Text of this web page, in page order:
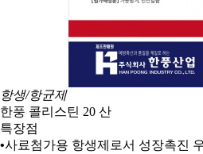
항생/항균제
한풍 콜리스틴 20 산
특장점
•사료첨가용 항생제로서 성장촉진